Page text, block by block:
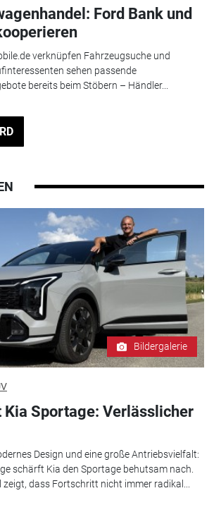
Ford Bank und
verknüpfen Fahrzeugsuche und
sehen passende
bereits beim Stöbern – Händler...
Bildergalerie
Kia Sportage: Verlässlicher
Design und eine große Antriebsvielfalt:
schärft Kia den Sportage behutsam nach.
dass Fortschritt nicht immer radikal...